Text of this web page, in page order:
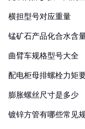
横担型号对应重量
锰矿石产品化合水含
曲臂车规格型号大全
配电柜母排螺栓力矩
膨胀螺丝尺寸是多少
镀锌方管有哪些常见